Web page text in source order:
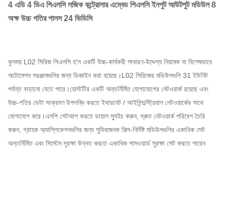
4 এডি 4 ডিএ পিএলসি লজিক কন্ট্রোলার এম্বেড পিএলসি ইনপুট আউটপুট মডিউল 8
অক্ষ উচ্চ গতির পালস 24 ভিডিসি
কুলময় L02 সিরিজ পিএলসি হ'ল একটি উচ্চ-কার্যকরী সাধারণ-উদ্দেশ্য নিয়ামক যা বিশেষভাবে
অটোমেশন সরঞ্জামগুলির জন্য ডিজাইন করা হয়েছে।L02 সিরিজের মডিউলগুলি 31 ইউনিট
পর্যন্ত বাড়ানো যেতে পারে।হোস্টটির একটি অন্তর্নির্মিত যোগাযোগের নেটওয়ার্ক রয়েছে এবং
উচ্চ-গতির ডেটা সংক্রমণ উপলব্ধি করতে ইথারনেট / আইপিন্দুস্ট্রিয়াল নেটওয়ার্কের সাথে
যোগাযোগ করে।এলপি সেটআপ করতে ডায়াল স্যুইচ করুন, দ্রুত নেটওয়ার্ক পরিবেশ তৈরি
করুন, গ্রাহক অ্যাপ্লিকেশনগুলির জন্য সুবিধাজনক শিল্প-নির্দিষ্ট মডিউলগুলির একাধিক সেট
অন্তর্নির্মিত এবং সিস্টেম সুরক্ষা উন্নত করতে একাধিক পাসওয়ার্ড সুরক্ষা সেট করতে পারেন